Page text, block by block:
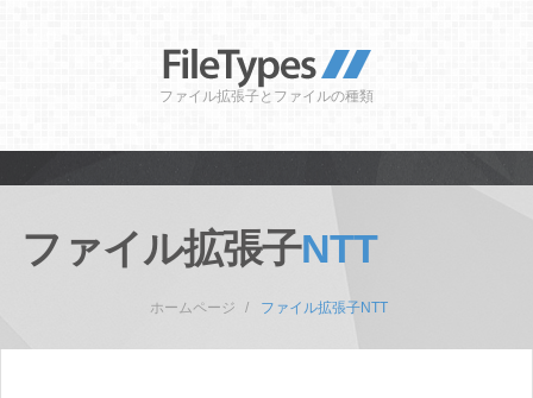
ファイル拡張子とファイルの種類
ファイル拡張子NTT
ホームページ ファイル拡張子NTT